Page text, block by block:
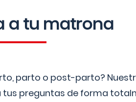
a tu matrona
parto o post-parto?
preguntas de forma